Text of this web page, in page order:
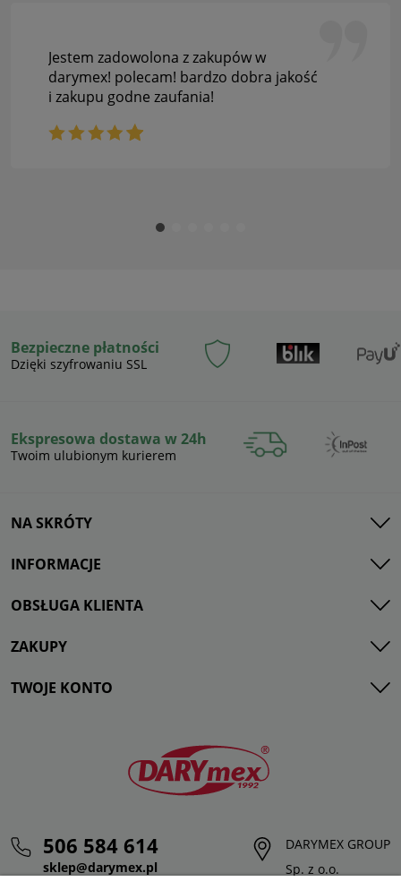
Jestem zadowolona z zakupów w
darymex! polecam! bardzo dobra jakość
i zakupu godne zaufania!
Bezpieczne płatności
Dzięki szyfrowaniu SSL
Ekspresowa dostawa w 24h
Twoim ulubionym kurierem
NA SKRÓTY
INFORMACJE
OBSŁUGA KLIENTA
ZAKUPY
TWOJE KONTO
506 584 614
sklep@darymex.pl
DARYMEX GROUP
Sp. z o.o.